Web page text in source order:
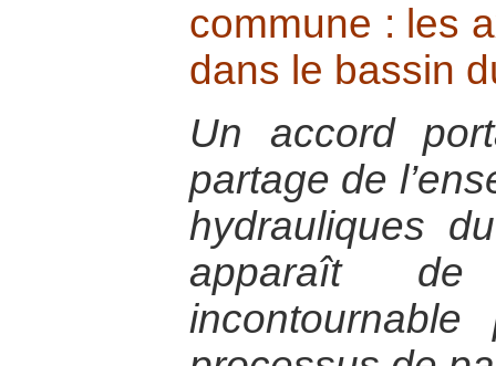
commune : les
dans le bassin
Un accord
partage de
hydrauliques
apparaît